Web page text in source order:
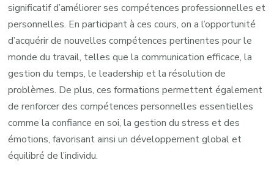
significatif d’améliorer ses compétences professionnelles et
personnelles. En participant à ces cours, on a l’opportunité
d’acquérir de nouvelles compétences pertinentes pour le
monde du travail, telles que la communication efficace, la
gestion du temps, le leadership et la résolution de
problèmes. De plus, ces formations permettent également
de renforcer des compétences personnelles essentielles
comme la confiance en soi, la gestion du stress et des
émotions, favorisant ainsi un développement global et
équilibré de l’individu.